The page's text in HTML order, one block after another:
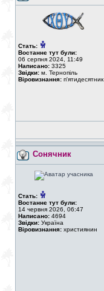
Стать:
Востаннє тут були:
06 серпня 2024, 11:49
Написано: 3325
Звідки: м. Тернопіль
Віровизнання: п'ятидесятник
Сонячник
Стать:
Востаннє тут були:
14 червня 2026, 06:47
Написано: 4694
Звідки: Україна
Віровизнання: християнин